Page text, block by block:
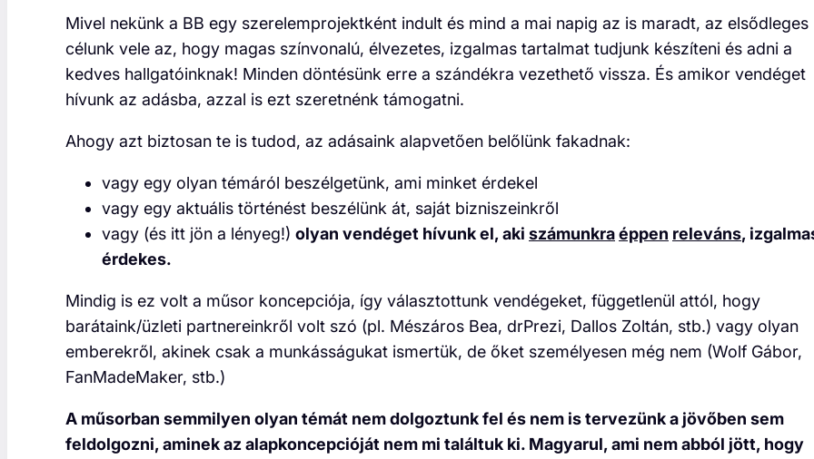
Mivel nekünk a BB egy szerelemprojektként indult és mind a mai napig az is maradt, az elsődleges
célunk vele az, hogy magas színvonalú, élvezetes, izgalmas tartalmat tudjunk készíteni és adni a
kedves hallgatóinknak! Minden döntésünk erre a szándékra vezethető vissza. És amikor vendéget
hívunk az adásba, azzal is ezt szeretnénk támogatni.
Ahogy azt biztosan te is tudod, az adásaink alapvetően belőlünk fakadnak:
vagy egy olyan témáról beszélgetünk, ami minket érdekel
vagy egy aktuális történést beszélünk át, saját bizniszeinkről
vagy (és itt jön a lényeg!) olyan vendéget hívunk el, aki számunkraéppen releváns,
érdekes.
Mindig is ez volt a műsor koncepciója, így választottunk vendégeket, függetlenül attól, hogy
barátaink/üzleti partnereinkről volt szó (pl. Mészáros Bea, drPrezi, Dallos Zoltán, stb.) vagy olyan
emberekről, akinek csak a munkásságukat ismertük, de őket személyesen még nem (Wolf Gábor,
FanMadeMaker, stb.)
A műsorban semmilyen olyan témát nem dolgoztunk fel és nem is tervezünk a jövőben sem
feldolgozni, aminek az alapkoncepcióját nem mi találtuk ki. Magyarul, ami nem abból jött, hogy